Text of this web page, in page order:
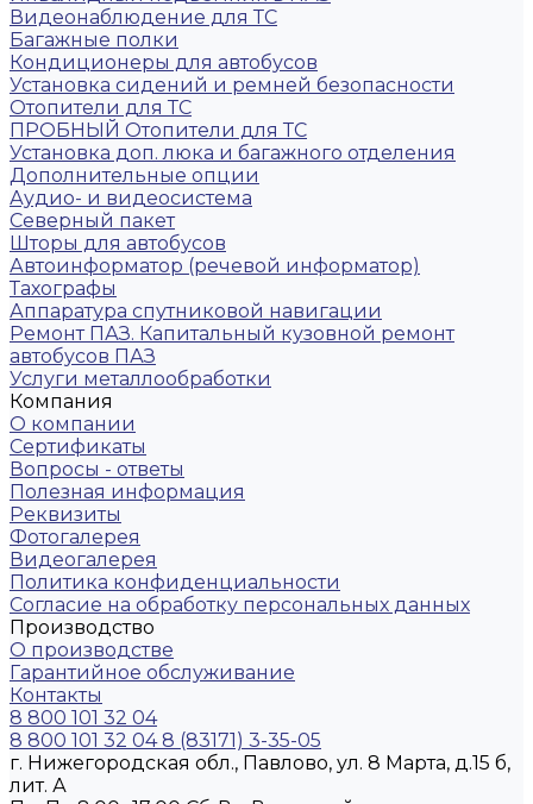
Видеонаблюдение для ТС
Багажные полки
Кондиционеры для автобусов
Установка сидений и ремней безопасности
Отопители для ТС
ПРОБНЫЙ Отопители для ТС
Установка доп. люка и багажного отделения
Дополнительные опции
Аудио- и видеосистема
Северный пакет
Шторы для автобусов
Автоинформатор (речевой информатор)
Тахографы
Аппаратура спутниковой навигации
Ремонт ПАЗ. Капитальный кузовной ремонт
автобусов ПАЗ
Услуги металлообработки
Компания
О компании
Сертификаты
Вопросы - ответы
Полезная информация
Реквизиты
Фотогалерея
Видеогалерея
Политика конфиденциальности
Согласие на обработку персональных данных
Производство
О производстве
Гарантийное обслуживание
Контакты
8 800 101 32 04
8 800 101 32 04 8 (83171) 3-35-05
г. Нижегородская обл., Павлово, ул. 8 Марта, д.15 б,
лит. А